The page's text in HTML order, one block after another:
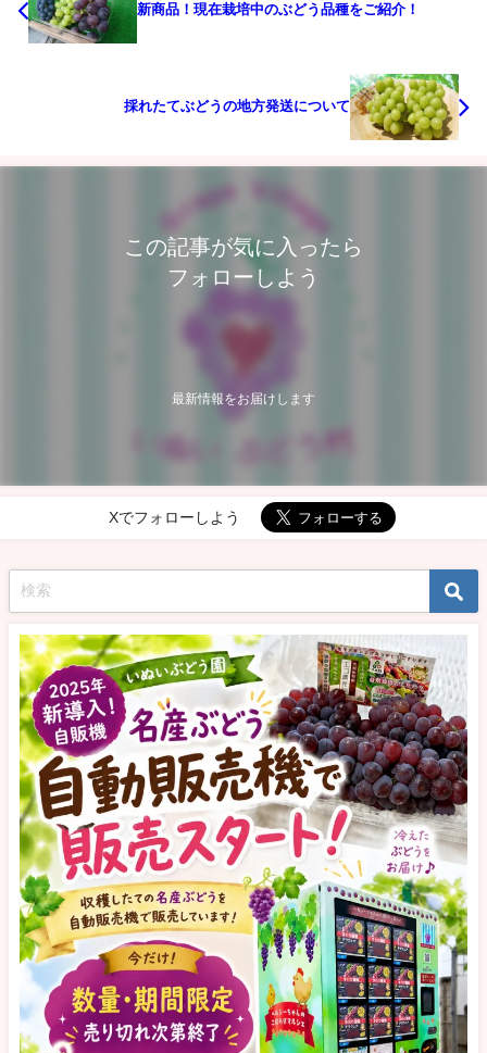
新商品！現在栽培中のぶどう品種をご紹介！
採れたてぶどうの地方発送について
この記事が気に入ったら
フォローしよう
最新情報をお届けします
Xでフォローしよう